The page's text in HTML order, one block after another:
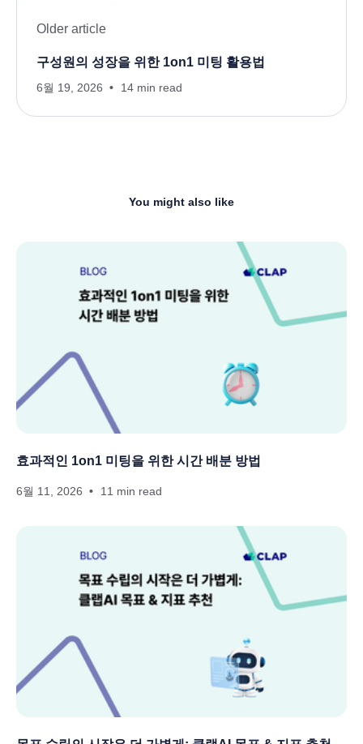
Older article
구성원의 성장을 위한 1on1 미팅 활용법
6월 19, 2026 14 min read
You might also like
효과적인 1on1 미팅을 위한 시간 배분 방법
6월 11, 2026 11 min read